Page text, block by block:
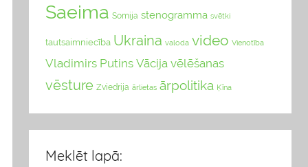
Saeima Somija stenogramma svētki
tautsaimniecība Ukraina valoda video Vienotība
Vladimirs Putins Vācija vēlēšanas
vēsture Zviedrija ārlietas ārpolitika Ķīna
Meklēt lapā: